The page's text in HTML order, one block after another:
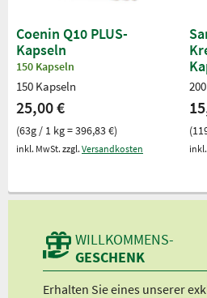
Coenin Q10 PLUS-
Kapseln
150 Kapseln
150 Kapseln
25,00 €
(63g / 1 kg = 396,83 €)
inkl. MwSt. zzgl. Versandkosten
WILLKOMMENS-
GESCHENK
Erhalten Sie eines unserer